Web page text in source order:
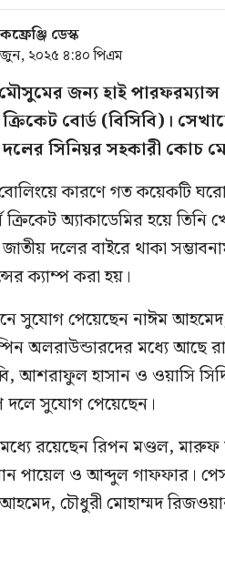
ডেস্ক
২০২৫ ৪:৪০ পিএম
জন্য হাই
ক্রিকেট বোর্ড (বিসিবি)।
সিনিয়র সহকারী কোচ
বোলিংয়ে কারণে গত কয়েকটি
ক্রিকেট অ্যাকাডেমির হয়ে
দলের বাইরে থাকা
ক্যাম্প করা হয়।
সুযোগ পেয়েছেন নাঈম
অলরাউন্ডারদের মধ্যে
আশরাফুল হাসান ও ওয়াসি
দলে সুযোগ পেয়েছেন।
রয়েছেন রিপন মণ্ডল,
পায়েল ও আব্দুল গাফফার।
চৌধুরী মোহাম্মদ